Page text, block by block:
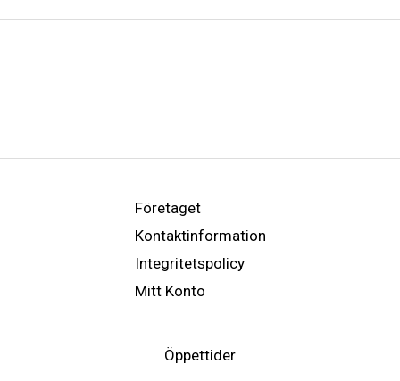
Företaget
Kontaktinformation
Integritetspolicy
Mitt Konto
Öppettider